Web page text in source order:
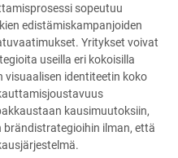
sopeutuu
edistämiskampanjoiden
Yritykset voivat
useilla eri kokoisilla
visuaalisen identiteetin koko
kausimuutoksiin,
ilman, että